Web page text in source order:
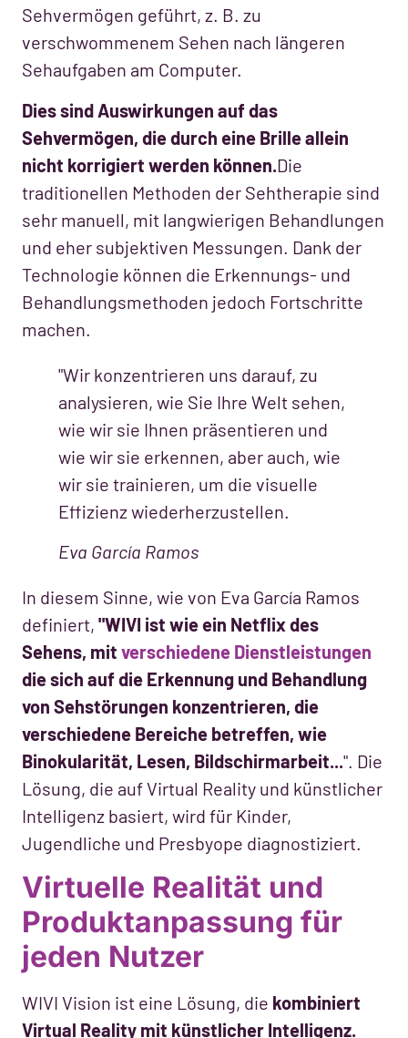
Sehvermögen geführt, z. B. zu
verschwommenem Sehen nach längeren
Sehaufgaben am Computer.
Dies sind Auswirkungen auf das
Sehvermögen, die durch eine Brille allein
nicht korrigiert werden können.Die
traditionellen Methoden der Sehtherapie sind
sehr manuell, mit langwierigen Behandlungen
und eher subjektiven Messungen. Dank der
Technologie können die Erkennungs- und
Behandlungsmethoden jedoch Fortschritte
machen.
"Wir konzentrieren uns darauf, zu
analysieren, wie Sie Ihre Welt sehen,
wie wir sie Ihnen präsentieren und
wie wir sie erkennen, aber auch, wie
wir sie trainieren, um die visuelle
Effizienz wiederherzustellen.
Eva García Ramos
In diesem Sinne, wie von Eva García Ramos
definiert, "WIVI ist wie ein Netflix des
Sehens, mit verschiedene Dienstleistungen
die sich auf die Erkennung und Behandlung
von Sehstörungen konzentrieren, die
verschiedene Bereiche betreffen, wie
Binokularität, Lesen, Bildschirmarbeit...". Die
Lösung, die auf Virtual Reality und künstlicher
Intelligenz basiert, wird für Kinder,
Jugendliche und Presbyope diagnostiziert.
Virtuelle Realität und
Produktanpassung für
jeden Nutzer
WIVI Vision ist eine Lösung, die kombiniert
Virtual Reality mit künstlicher Intelligenz.